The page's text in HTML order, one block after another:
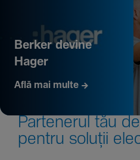
Berker devine
Hager
Află mai multe
Parte­nerul tău
pentru soluții